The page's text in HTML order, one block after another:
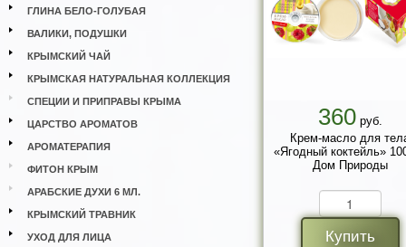
ГЛИНА БЕЛО-ГОЛУБАЯ
ВАЛИКИ, ПОДУШКИ
КРЫМСКИЙ ЧАЙ
КРЫМСКАЯ НАТУРАЛЬНАЯ КОЛЛЕКЦИЯ
СПЕЦИИ И ПРИПРАВЫ КРЫМА
ЦАРСТВО АРОМАТОВ
АРОМАТЕРАПИЯ
ФИТОН КРЫМ
АРАБСКИЕ ДУХИ 6 МЛ.
КРЫМСКИЙ ТРАВНИК
УХОД ДЛЯ ЛИЦА
360руб.
Крем-масло для
«Ягодный коктейль»
Дом Природы
Купить